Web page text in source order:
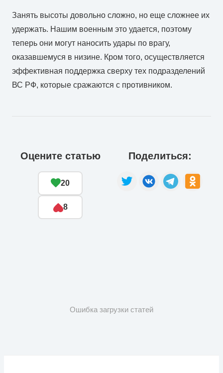
Занять высоты довольно сложно, но еще сложнее их
удержать. Нашим военным это удается, поэтому
теперь они могут наносить удары по врагу,
оказавшемуся в низине. Кром того, осуществляется
эффективная поддержка сверху тех подразделений
ВС РФ, которые сражаются с противником.
Оцените статью
20
8
Поделиться:
Ошибка загрузки статей